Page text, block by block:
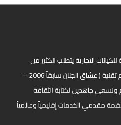
التجارية يتطلب الكثير من
التطوير , لذلك نحن في 2018 نقدم تقنية ( عشاق الجنان سابقاً 2006 –
ونسعى جاهدين لكتابة الثقافة
مقدمي الخدمات إقليمياً وعالمياً